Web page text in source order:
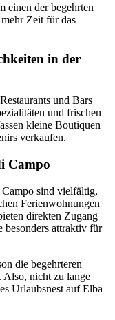
einen der begehrten
Zeit für das
in der
und Bars
und frischen
kleine Boutiquen
verkaufen​.
Campo
sind vielfältig,
Ferienwohnungen
direkten Zugang
besonders attraktiv für
die begehrteren
Also, nicht zu lange
Urlaubsnest auf Elba